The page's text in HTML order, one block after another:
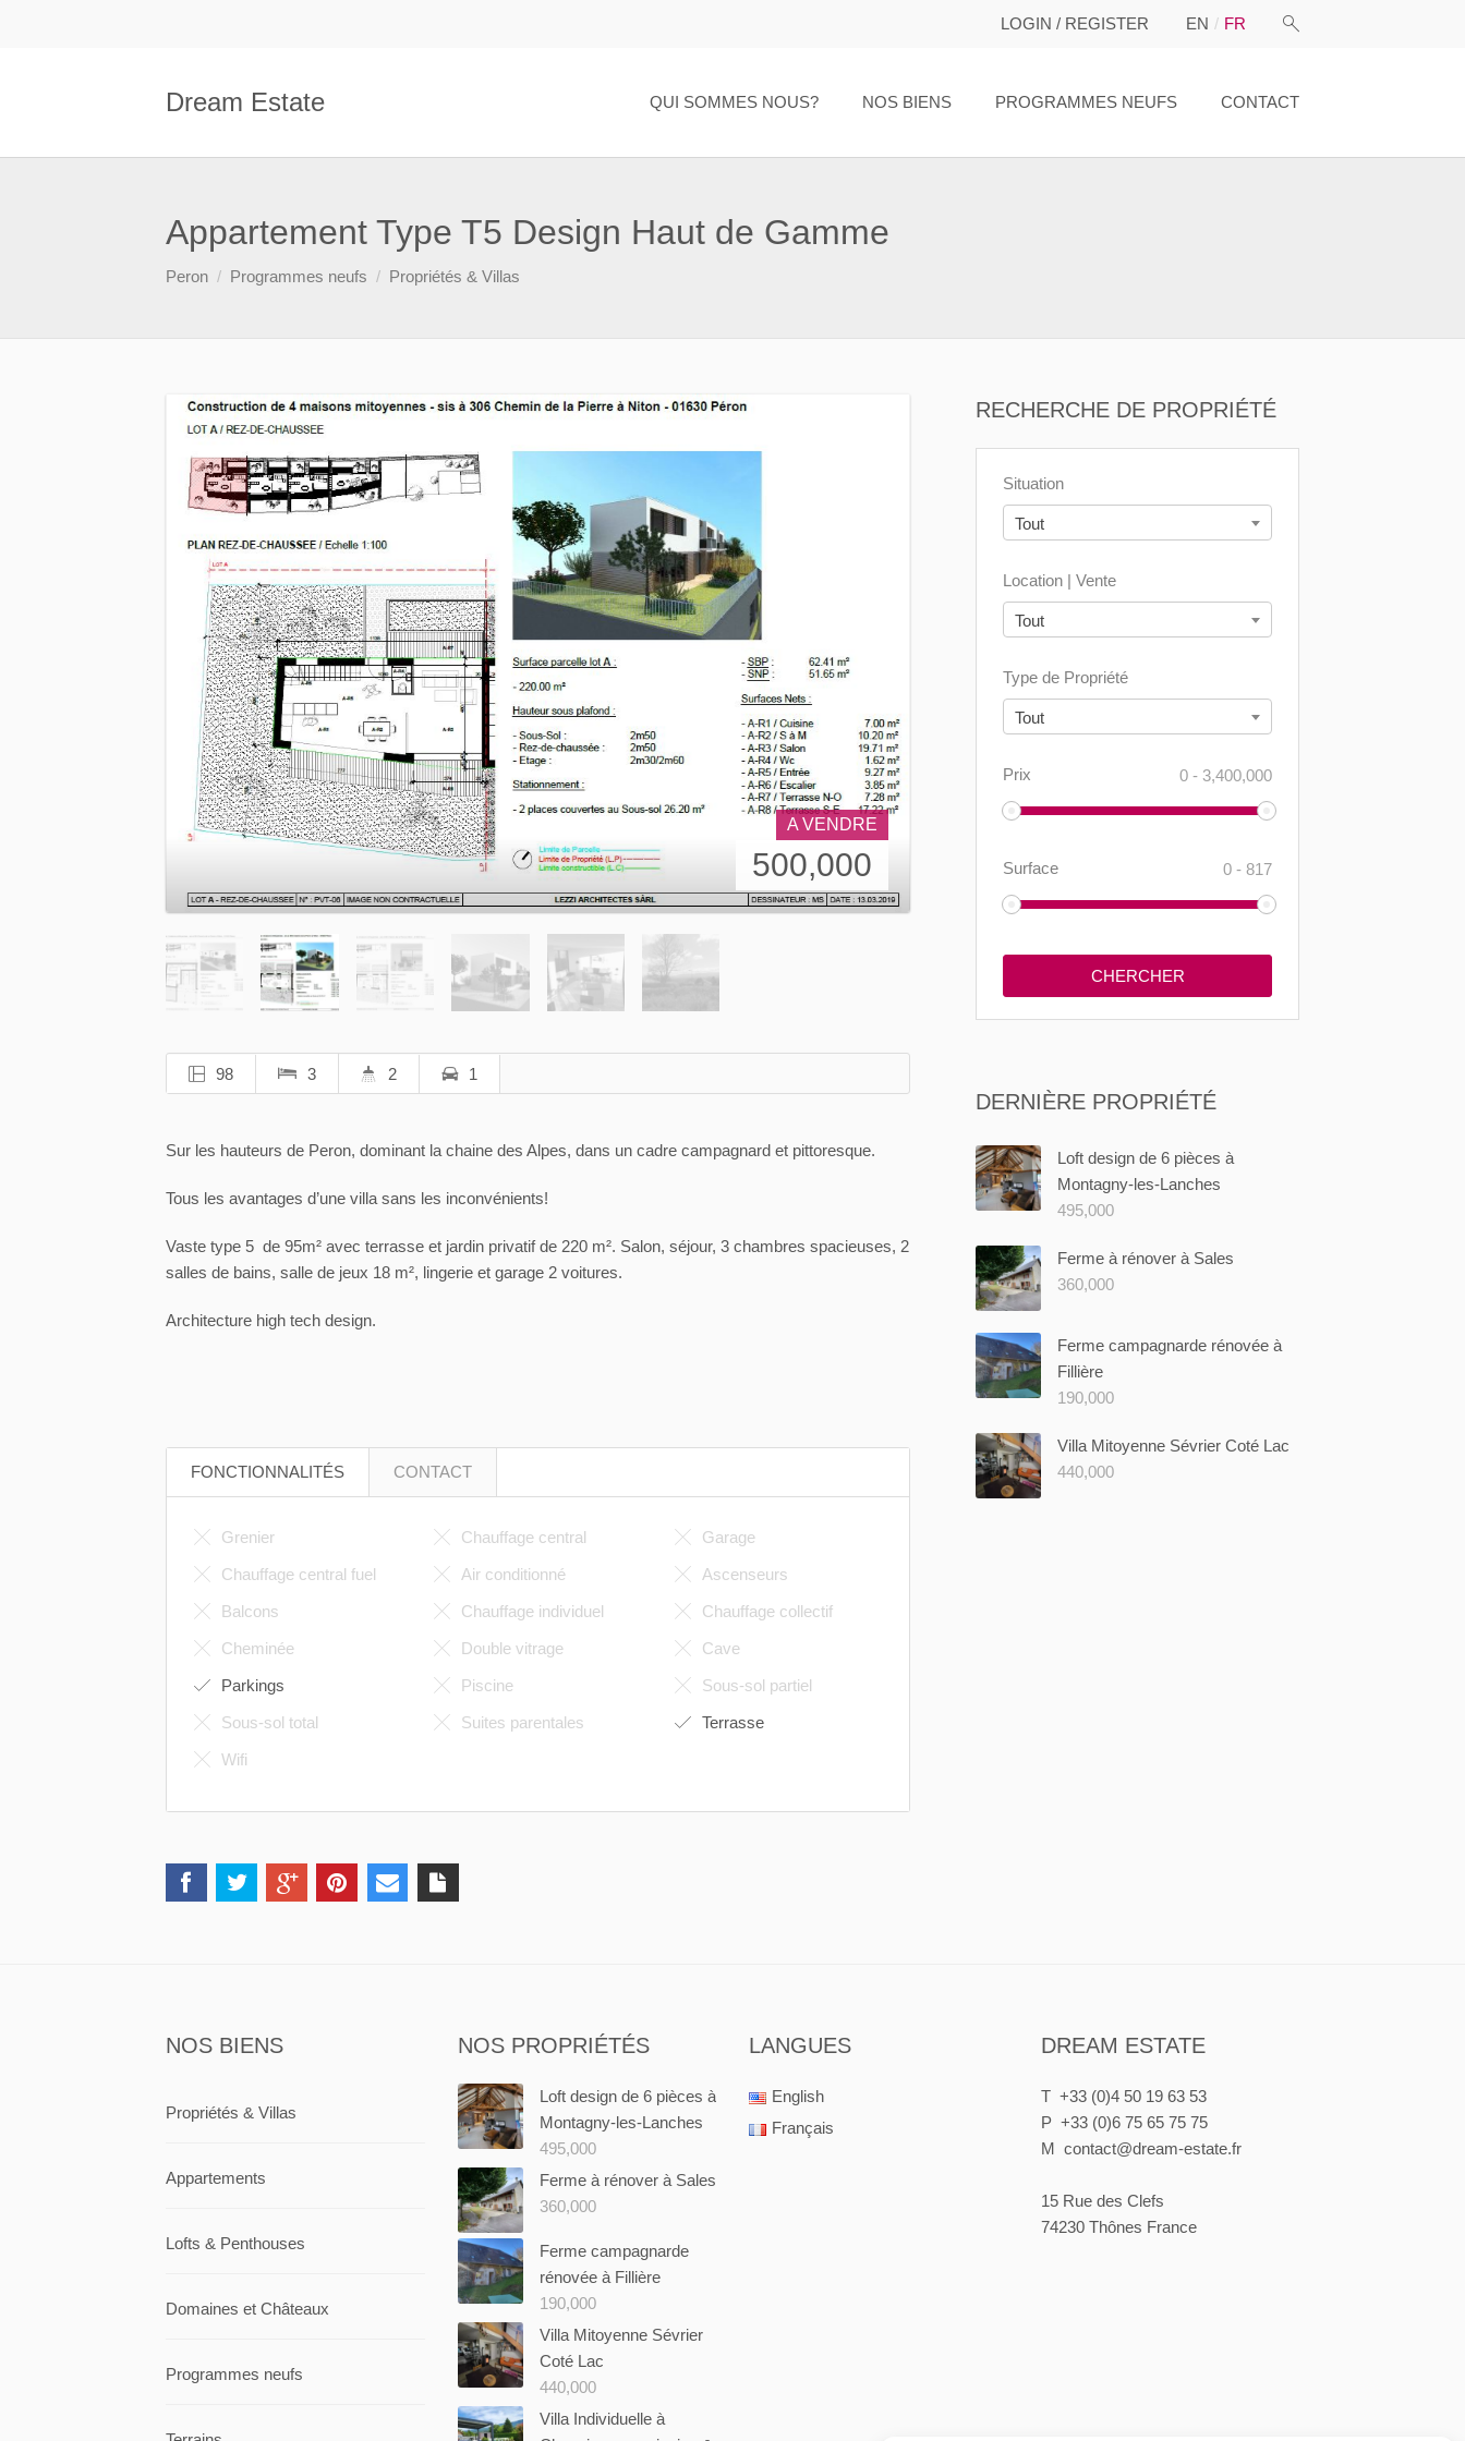
LOGIN / REGISTER EN FR
Dream Estate QUI SOMMES NOUS? NOS BIENS PROGRAMMES NEUFS CONTACT
Appartement Type T5 Design Haut de Gamme
Peron Programmes neufs Propriétés & Villas
A VENDRE
500,000
98 3 2 1
Sur les hauteurs de Peron, dominant la chaine des Alpes, dans un cadre campagnard et pittoresque.
Tous les avantages d’une villa sans les inconvénients!
Vaste type 5 de 95m² avec terrasse et jardin privatif de 220 m². Salon, séjour, 3 chambres spacieuses, 2
salles de bains, salle de jeux 18 m², lingerie et garage 2 voitures.
Architecture high tech design.
FONCTIONNALITÉS CONTACT
Grenier Chauffage central
Garage
Chauffage central fuel
Air conditionné
Ascenseurs
Balcons
Chauffage individuel
Chauffage collectif
Cheminée
Double vitrage
Cave
Parkings
Piscine
Sous-sol partiel
Sous-sol total
Suites parentales
Terrasse
Wifi
RECHERCHE DE PROPRIÉTÉ
Situation
Tout
Location | Vente
Tout
Type de Propriété
Tout
Prix 0 - 3,400,000
Surface 0 - 817
DERNIÈRE PROPRIÉTÉ
Loft design de 6 pièces à
Montagny-les-Lanches
495,000
Ferme à rénover à Sales
360,000
Ferme campagnarde rénovée à
Fillière
190,000
Villa Mitoyenne Sévrier Coté Lac
440,000
NOS BIENS
Propriétés & Villas
Appartements
Lofts & Penthouses
Domaines et Châteaux
Programmes neufs
NOS PROPRIÉTÉS
Loft design de 6 pièces à
Montagny-les-Lanches
495,000
Ferme à rénover à Sales
360,000
Ferme campagnarde
rénovée à Fillière
190,000
Villa Mitoyenne Sévrier
Coté Lac
440,000
Villa Individuelle à
LANGUES
English
Français
DREAM ESTATE
T +33 (0)4 50 19 63 53
P +33 (0)6 75 65 75 75
M contact@dream-estate.fr
15 Rue des Clefs
74230 Thônes France